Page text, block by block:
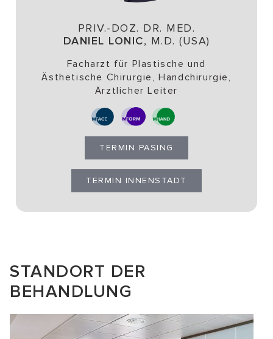
PRIV.-DOZ. DR. MED.
DANIEL LONIC, M.D. (USA)
Facharzt für Plastische und
Ästhetische Chirurgie, Handchirurgie,
Ärztlicher Leiter
TERMIN PASING
TERMIN INNENSTADT
STANDORT DER
BEHANDLUNG